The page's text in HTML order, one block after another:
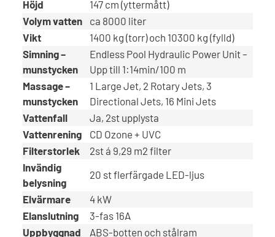
Höjd
147 cm (yttermått)
Volym vatten
ca 8000 liter
Vikt
1400 kg (torr) och 10300 kg (fylld)
Simning –
munstycken
Endless Pool Hydraulic Power Unit –
Upp till 1:14min/100 m
Massage –
munstycken
1 Large Jet, 2 Rotary Jets, 3
Directional Jets, 16 Mini Jets
Vattenfall
Ja, 2st upplysta
Vattenrening
CD Ozone + UVC
Filterstorlek
2st á 9,29 m2 filter
Invändig
belysning
20 st flerfärgade LED-ljus
Elvärmare
4 kW
Elanslutning
3-fas 16A
Uppbyggnad
ABS-botten och stålram